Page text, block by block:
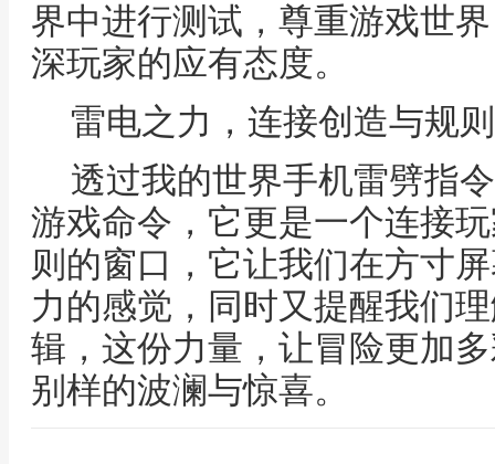
界中进行测试，尊重游戏世
深玩家的应有态度。
雷电之力，连接创造与规则
透过我的世界手机雷劈指
游戏命令，它更是一个连接
则的窗口，它让我们在方寸
力的感觉，同时又提醒我们
辑，这份力量，让冒险更加
别样的波澜与惊喜。